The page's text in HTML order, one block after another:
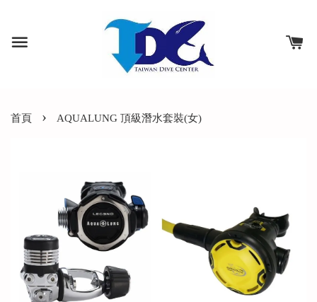
首頁 › AQUALUNG 頂級潛水套裝(女)